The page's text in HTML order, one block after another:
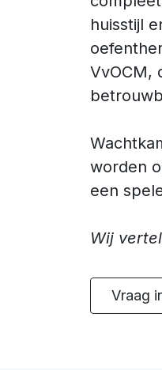
huisstijl
VvOCM,
worden
een
Wij
Vraag